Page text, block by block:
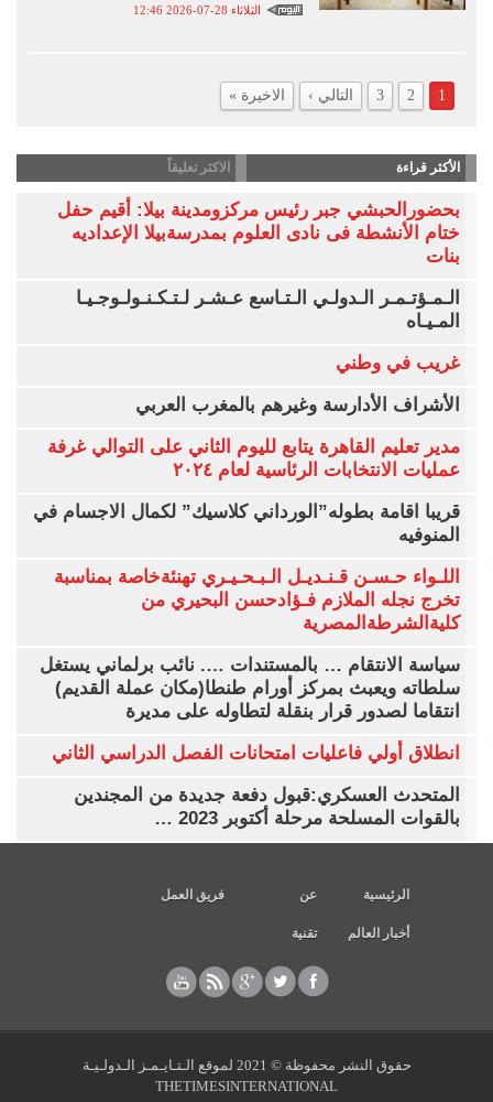
الثلاثاء 28-07-2026 12:46
1
2
3 التالي › الاخيرة »
الأكثر قراءة الاكثر تعليقاً
بحضورالحبشي جبر رئيس مركزومدينة بيلا: أقيم حفل
ختام الأنشطة فى نادى العلوم بمدرسةبيلا الإعداديه
بنات
الـمـؤتـمـر الـدولـي الـتـاسع عـشـر لـتـكـنـولـوجـيـا
المـيـاه
غريب في وطني
الأشراف الأدارسة وغيرهم بالمغرب العربي
مدير تعليم القاهرة يتابع لليوم الثاني على التوالي غرفة
عمليات الانتخابات الرئاسية لعام ٢٠٢٤
قريبا اقامة بطوله”الورداني كلاسيك” لكمال الاجسام في
المنوفيه
اللـواء حـسـن قـنـديـل الـبـحـيـري تهنئةخاصة بمناسبة
تخرج نجله الملازم فـؤادحسن البحيري من
كليةالشرطةالمصرية
سياسة الانتقام … بالمستندات …. نائب برلماني يستغل
سلطاته ويعبث بمركز أورام طنطا(مكان عملة القديم)
انتقاما لصدور قرار بنقلة لتطاوله على مديرة
انطلاق أولي فاعليات امتحانات الفصل الدراسي الثاني
المتحدث العسكري:قبول دفعة جديدة من المجندين
بالقوات المسلحة مرحلة أكتوبر 2023 …
الرئيسية عن فريق العمل
أخبار العالم تقنية
حقوق النشر محفوظة © 2021 لموقع الـتـايـمـز الـدولـيـة
THETIMESINTERNATIONAL